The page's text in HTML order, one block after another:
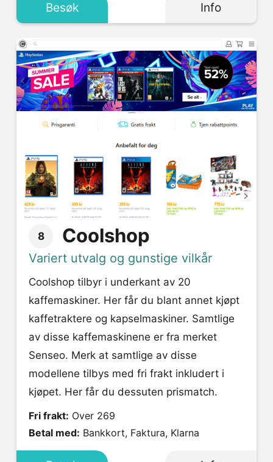
Besøk Info
8 Coolshop
Variert utvalg og gunstige vilkår
Coolshop tilbyr i underkant av 20
kaffemaskiner. Her får du blant annet kjøpt
kaffetraktere og kapselmaskiner. Samtlige
av disse kaffemaskinene er fra merket
Senseo. Merk at samtlige av disse
modellene tilbys med fri frakt inkludert i
kjøpet. Her får du dessuten prismatch.
Fri frakt: Over 269
Betal med: Bankkort, Faktura, Klarna